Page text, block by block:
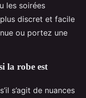
les soirées
discret et facile
ou portez une
la robe est
s’agit de nuances